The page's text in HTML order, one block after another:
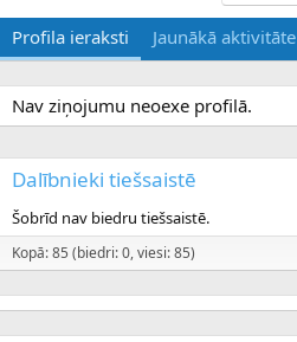
Profila ieraksti Jaunākā aktivitāte
Nav ziņojumu neoexe profilā.
Dalībnieki tiešsaistē
Šobrīd nav biedru tiešsaistē.
Kopā: 85 (biedri: 0, viesi: 85)